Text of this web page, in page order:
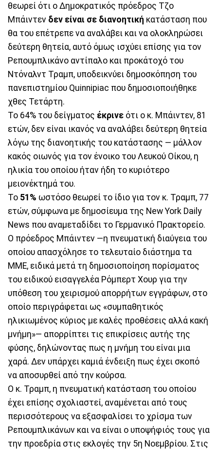
θεωρεί ότι ο Δημοκρατικός πρόεδρος Τζο
Μπάιντεν δεν είναι σε διανοητική κατάσταση που
θα του επέτρεπε να αναλάβει και να ολοκληρώσει
δεύτερη θητεία, αυτό όμως ισχύει επίσης για τον
Ρεπουμπλικάνο αντίπαλο και προκάτοχό του
Ντόναλντ Τραμπ, υποδεικνύει δημοσκόπηση του
πανεπιστημίου Quinnipiac που δημοσιοποιήθηκε
χθες Τετάρτη.
Το 64% του δείγματος έκρινε ότι ο κ. Μπάιντεν, 81
ετών, δεν είναι ικανός να αναλάβει δεύτερη θητεία
λόγω της διανοητικής του κατάστασης — μάλλον
κακός οιωνός για τον ένοικο του Λευκού Οίκου, η
ηλικία του οποίου ήταν ήδη το κυριότερο
μειονέκτημά του.
Το 51% ωστόσο θεωρεί το ίδιο για τον κ. Τραμπ, 77
ετών, σύμφωνα με δημοσίευμα της New York Daily
News που αναμεταδίδει το Γερμανικό Πρακτορείο.
Ο πρόεδρος Μπάιντεν —η πνευματική διαύγεια του
οποίου απασχόλησε το τελευταίο διάστημα τα
ΜΜΕ, ειδικά μετά τη δημοσιοποίηση πορίσματος
του ειδικού εισαγγελέα Ρόμπερτ Χουρ για την
υπόθεση του χειρισμού απορρήτων εγγράφων, στο
οποίο περιγράφεται ως «συμπαθητικός
ηλικιωμένος κύριος με καλές προθέσεις αλλά κακή
μνήμη»— απορρίπτει τις επικρίσεις αυτής της
φύσης, δηλώνοντας πως η μνήμη του είναι μια
χαρά. Δεν υπάρχει καμιά ένδειξη πως έχει σκοπό
να αποσυρθεί από την κούρσα.
Ο κ. Τραμπ, η πνευματική κατάσταση του οποίου
έχει επίσης σχολιαστεί, αναμένεται από τους
περισσότερους να εξασφαλίσει το χρίσμα των
Ρεπουμπλικάνων και να είναι ο υποψήφιός τους για
την προεδρία στις εκλογές την 5η Νοεμβρίου. Στις